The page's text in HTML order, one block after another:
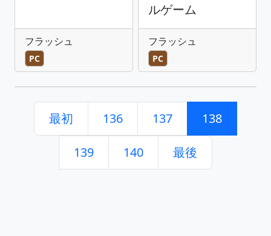
フラッシュ
PC
ルゲーム
フラッシュ
PC
最初 136 137 138
139 140 最後